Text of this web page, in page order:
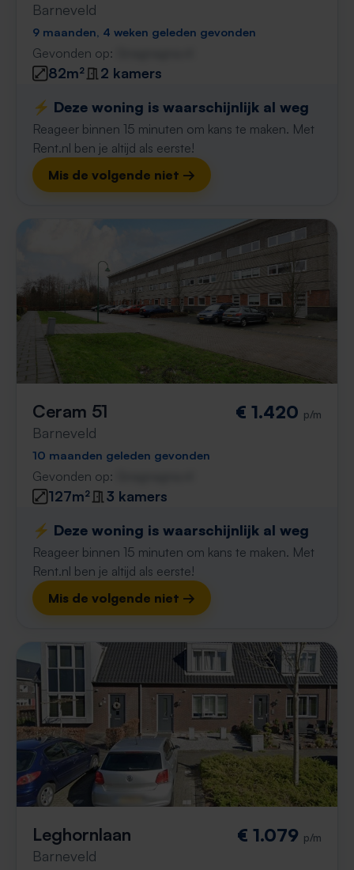
Barneveld
9 maanden, 4 weken geleden gevonden
Gevonden op:
82m²
2 kamers
⚡️ Deze woning is waarschijnlijk al weg
Reageer binnen 15 minuten om kans te maken. Met
Rent.nl ben je altijd als eerste!
Mis de volgende niet →
Ceram 51
Barneveld
€ 1.420 p/m
10 maanden geleden gevonden
Gevonden op:
127m²
3 kamers
⚡️ Deze woning is waarschijnlijk al weg
Reageer binnen 15 minuten om kans te maken. Met
Rent.nl ben je altijd als eerste!
Mis de volgende niet →
Leghornlaan
Barneveld
€ 1.079 p/m